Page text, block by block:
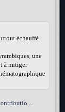
échauffé
une
à mitiger
...